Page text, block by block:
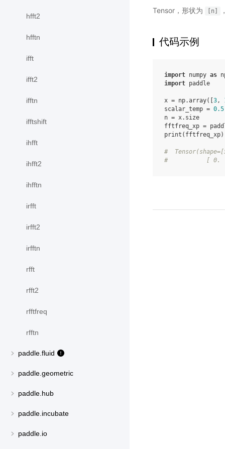
hfft2
hfftn
ifft
ifft2
ifftn
ifftshift
ihfft
ihfft2
ihfftn
irfft
irfft2
irfftn
rfft
rfft2
rfftfreq
rfftn
paddle.fluid
paddle.geometric
paddle.hub
paddle.incubate
paddle.io
Tensor，形状为 [n]
代码示例
import numpy as
import paddle
x = np.array([ 3,
scalar_temp = 0.5
n = x. size
fftfreq_xp =
print ( fftfreq_xp)
#
#           [ 0.